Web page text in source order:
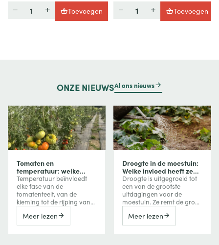
Toevoegen Toevoegen
ONZE NIEUWSAl ons nieuws
Tomaten en
temperatuur: welke
invloed heeft
temperatuur op groei,
bloei en vruchtvorming?
Temperatuur beïnvloedt
elke fase van de
tomatenteelt, van de
kieming tot de rijping van
vertraagt de groei, terwijl
extreme hitte de bloei,
Meer lezen
Droogte in de moestuin:
Welke invloed heeft ze
op uw groenten en hoe
beschermt u uw
gewassen?
Droogte is uitgegroeid tot
een van de grootste
uitdagingen voor de
moestuin. Ze remt de groei
de oogst, kan de bitterheid
verhogen of een
Meer lezen